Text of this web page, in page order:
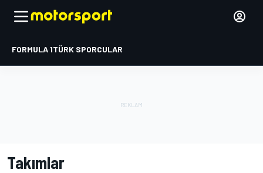
FORMULA 1TÜRK SPORCULAR
Takımlar